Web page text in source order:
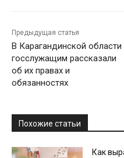
Предыдущая статья
В Карагандинской области
госслужащим рассказали
об их правах и
обязанностях
Похожие статьи
Как